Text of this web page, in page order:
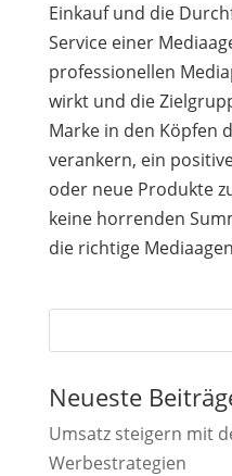
Einkauf und die
Service einer
professionellen
wirkt und die
Marke in den Köpfen
verankern, ein
oder neue Produkte
keine horrenden
die richtige
Neueste
Umsatz steigern mit
Werbestrategien